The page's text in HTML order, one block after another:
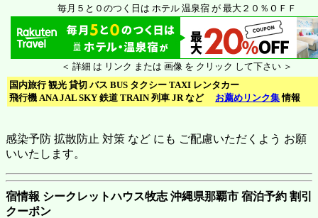
毎月５と０のつく日は ホテル 温泉宿 が 最大２０％ＯＦＦ
＜ 詳細 は リンク または 画像 を クリック して下さい ＞
国内旅行 観光 貸切 バス BUS タクシー TAXI レンタカー
飛行機 ANA JAL SKY 鉄道 TRAIN 列車 JR など お薦めリンク集情報
感染予防 拡散防止 対策 など にも ご配慮いただくよう お願
いいたします。
宿情報 シークレットハウス牧志 沖縄県那覇市 宿泊予約 割引
クーポン